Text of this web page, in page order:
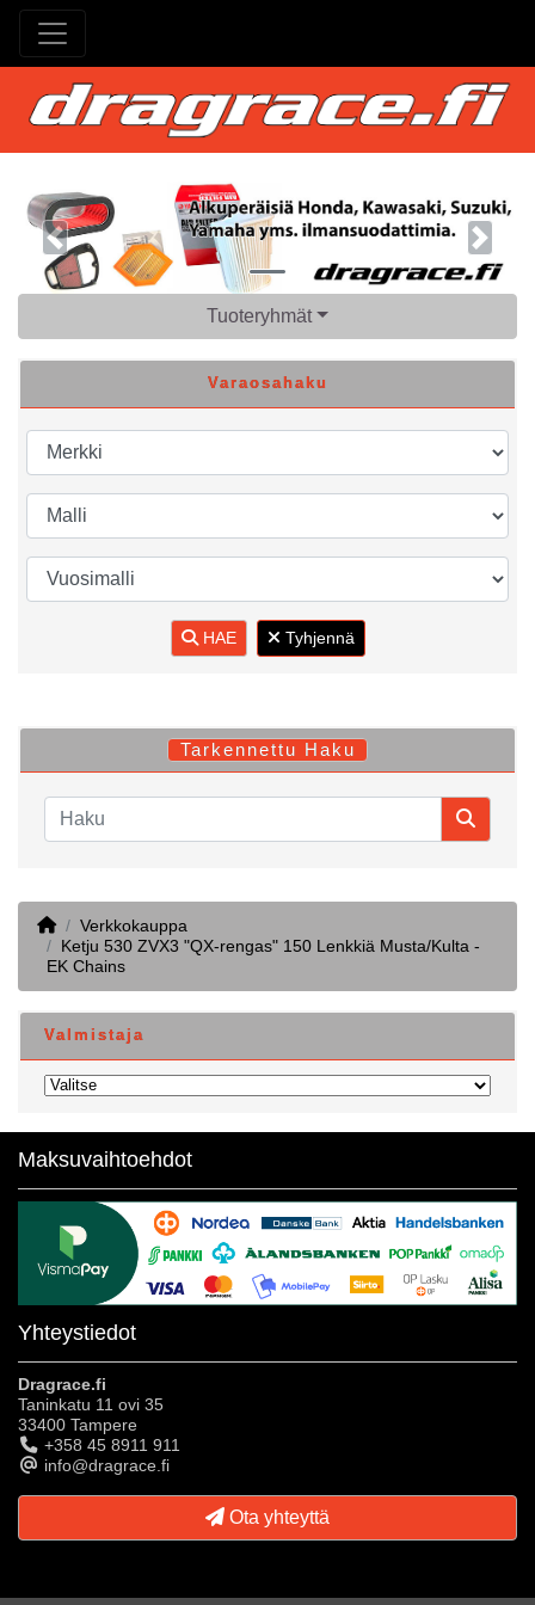
Previous Next
Tuoteryhmät
Varaosahaku
HAE Tyhjennä
Tarkennettu Haku
HomeVerkkokauppa
Ketju 530 ZVX3 "QX-rengas" 150 Lenkkiä Musta/Kulta -
EK Chains
Valmistaja
Maksuvaihtoehdot
Yhteystiedot
Dragrace.fi
Taninkatu 11 ovi 35
33400 Tampere
+358 45 8911 911
info@dragrace.fi
Ota yhteyttä